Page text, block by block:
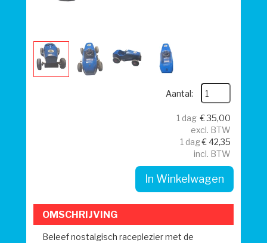
Aantal:
1 dag € 35,00
excl. BTW
1 dag€ 42,35
incl. BTW
In Winkelwagen
OMSCHRIJVING
Beleef nostalgisch raceplezier met de